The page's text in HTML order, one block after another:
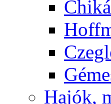
Hajók,